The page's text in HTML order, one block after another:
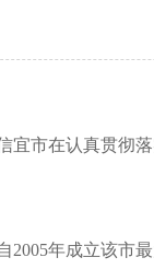
市在认真贯彻落
年成立该市最